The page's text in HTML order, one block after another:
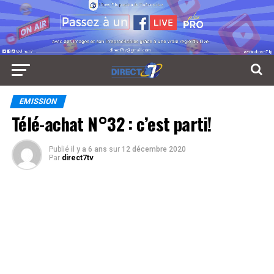
EMISSION
Télé-achat N°32 : c’est parti!
Publié il y a 6 ans sur 12 décembre 2020
Par direct7tv